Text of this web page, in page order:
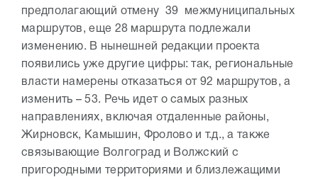
предполагающий отмену 39 межмуниципальных
маршрутов, еще 28 маршрута подлежали
изменению. В нынешней редакции проекта
появились уже другие цифры: так, региональные
власти намерены отказаться от 92 маршрутов, а
изменить – 53. Речь идет о самых разных
направлениях, включая отдаленные районы,
Жирновск, Камышин, Фролово и т.д., а также
связывающие Волгоград и Волжский с
пригородными территориями и близлежащими